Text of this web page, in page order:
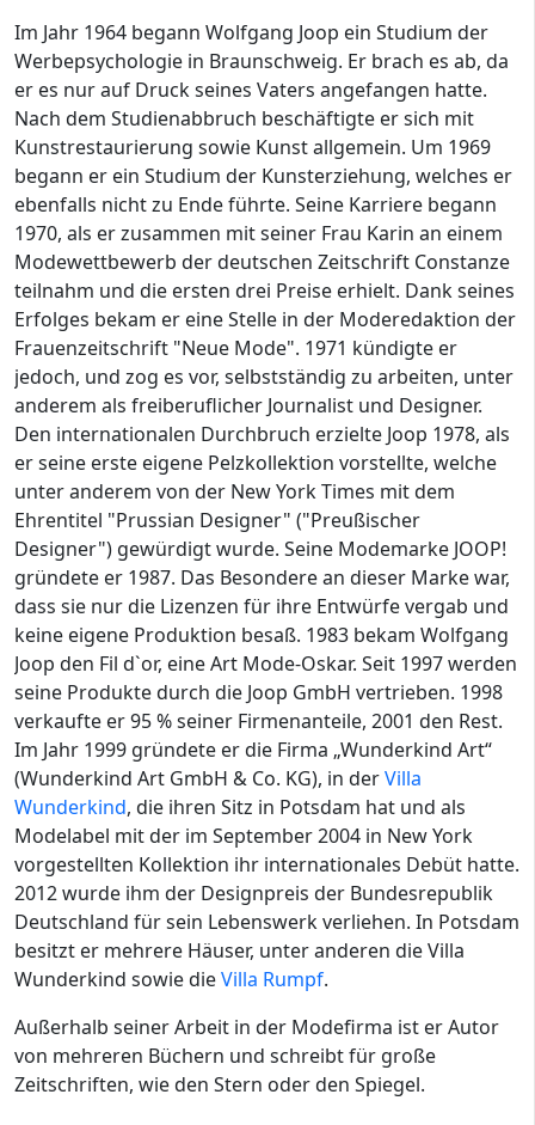
Im Jahr 1964 begann Wolfgang Joop ein Studium der
Werbepsychologie in Braunschweig. Er brach es ab, da
er es nur auf Druck seines Vaters angefangen hatte.
Nach dem Studienabbruch beschäftigte er sich mit
Kunstrestaurierung sowie Kunst allgemein. Um 1969
begann er ein Studium der Kunsterziehung, welches er
ebenfalls nicht zu Ende führte. Seine Karriere begann
1970, als er zusammen mit seiner Frau Karin an einem
Modewettbewerb der deutschen Zeitschrift Constanze
teilnahm und die ersten drei Preise erhielt. Dank seines
Erfolges bekam er eine Stelle in der Moderedaktion der
Frauenzeitschrift "Neue Mode". 1971 kündigte er
jedoch, und zog es vor, selbstständig zu arbeiten, unter
anderem als freiberuflicher Journalist und Designer.
Den internationalen Durchbruch erzielte Joop 1978, als
er seine erste eigene Pelzkollektion vorstellte, welche
unter anderem von der New York Times mit dem
Ehrentitel "Prussian Designer" ("Preußischer
Designer") gewürdigt wurde. Seine Modemarke JOOP!
gründete er 1987. Das Besondere an dieser Marke war,
dass sie nur die Lizenzen für ihre Entwürfe vergab und
keine eigene Produktion besaß. 1983 bekam Wolfgang
Joop den Fil d`or, eine Art Mode-Oskar. Seit 1997 werden
seine Produkte durch die Joop GmbH vertrieben. 1998
verkaufte er 95 % seiner Firmenanteile, 2001 den Rest.
Im Jahr 1999 gründete er die Firma „Wunderkind Art“
(Wunderkind Art GmbH & Co. KG), in derVilla
Wunderkind, die ihren Sitz in Potsdam hat und als
Modelabel mit der im September 2004 in New York
vorgestellten Kollektion ihr internationales Debüt hatte.
2012 wurde ihm der Designpreis der Bundesrepublik
Deutschland für sein Lebenswerk verliehen. In Potsdam
besitzt er mehrere Häuser, unter anderen die Villa
Wunderkind sowie dieVilla Rumpf.
Außerhalb seiner Arbeit in der Modefirma ist er Autor
von mehreren Büchern und schreibt für große
Zeitschriften, wie den Stern oder den Spiegel.